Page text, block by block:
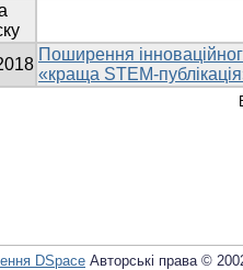
Поширення
«краща STEM-
DSpace Авторські права ©